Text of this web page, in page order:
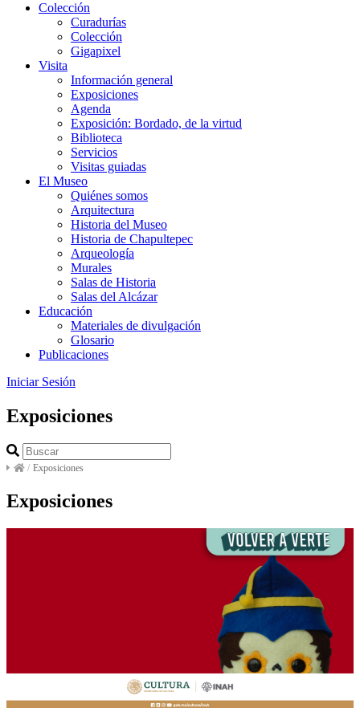
Colección
Curadurías
Colección
Gigapixel
Visita
Información general
Exposiciones
Agenda
Exposición: Bordado, de la virtud
Biblioteca
Servicios
Visitas guiadas
El Museo
Quiénes somos
Arquitectura
Historia del Museo
Historia de Chapultepec
Arqueología
Murales
Salas de Historia
Salas del Alcázar
Educación
Materiales de divulgación
Glosario
Publicaciones
Iniciar Sesión
Exposiciones
/ Exposiciones
Exposiciones